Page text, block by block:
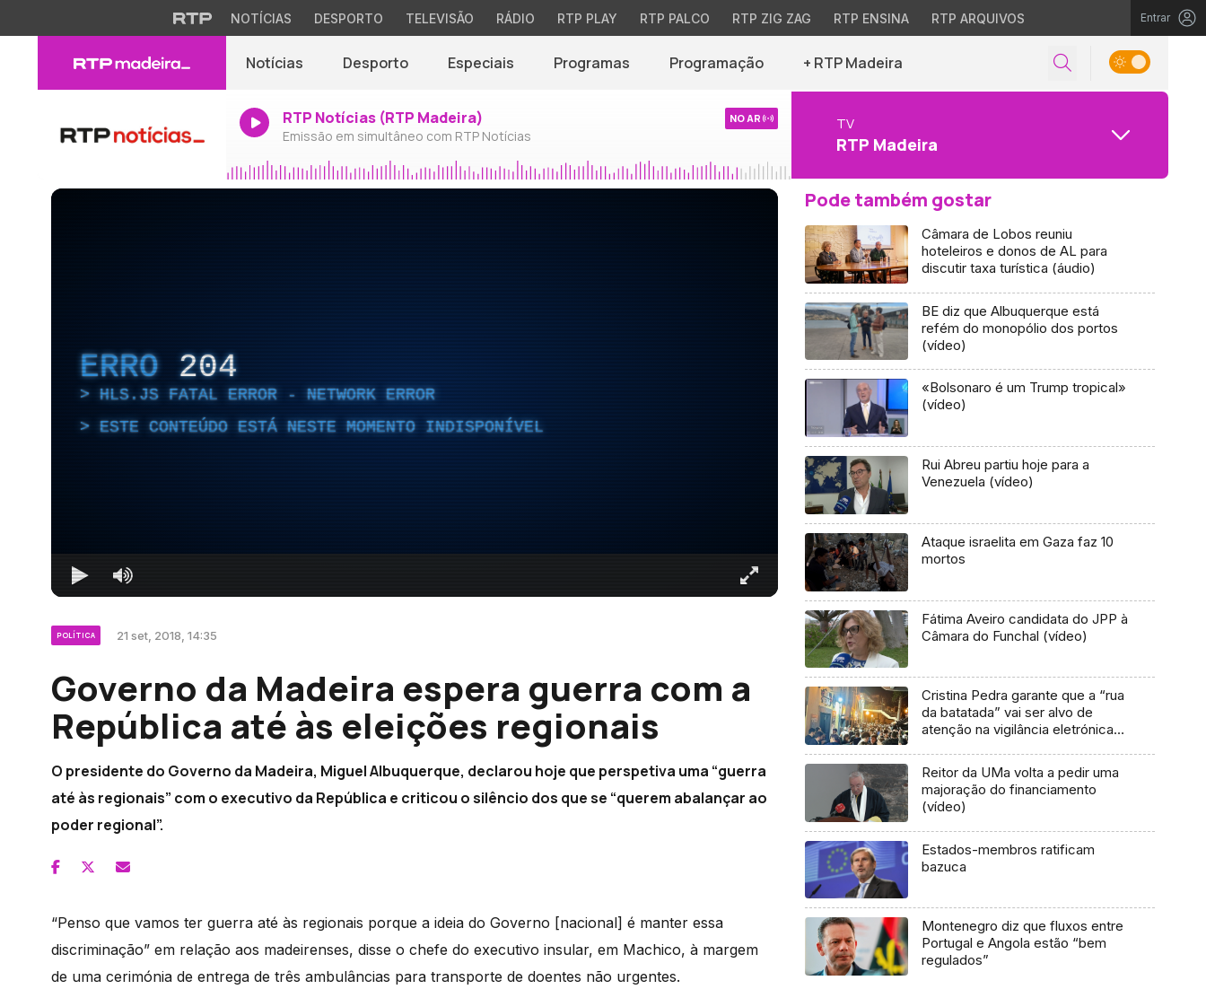
NOTÍCIAS DESPORTO TELEVISÃO RÁDIO RTP PLAY RTP PALCO RTP ZIG ZAG RTP ENSINA RTP ARQUIVOS Entrar
Notícias Desporto Especiais Programas Programação + RTP Madeira
RTP Notícias (RTP Madeira)
Emissão em simultâneo com RTP Notícias
NO AR TV
RTP Madeira
ERRO 204
HLS.JS FATAL ERROR - NETWORK ERROR
ESTE CONTEÚDO ESTÁ NESTE MOMENTO INDISPONÍVEL
POLÍTICA 21 set, 2018, 14:35
Governo da Madeira espera guerra com a
República até às eleições regionais
O presidente do Governo da Madeira, Miguel Albuquerque, declarou hoje que perspetiva uma “guerra
até às regionais” com o executivo da República e criticou o silêncio dos que se “querem abalançar ao
poder regional”.
“Penso que vamos ter guerra até às regionais porque a ideia do Governo [nacional] é manter essa
discriminação” em relação aos madeirenses, disse o chefe do executivo insular, em Machico, à margem
de uma cerimónia de entrega de três ambulâncias para transporte de doentes não urgentes.
Pode também gostar
Câmara de Lobos reuniu
hoteleiros e donos de AL para
discutir taxa turística (áudio)
BE diz que Albuquerque está
refém do monopólio dos portos
(vídeo)
«Bolsonaro é um Trump tropical»
(vídeo)
Rui Abreu partiu hoje para a
Venezuela (vídeo)
Ataque israelita em Gaza faz 10
mortos
Fátima Aveiro candidata do JPP à
Câmara do Funchal (vídeo)
Cristina Pedra garante que a “rua
da batatada” vai ser alvo de
atenção na vigilância eletrónica
Reitor da UMa volta a pedir uma
majoração do financiamento
(vídeo)
Estados-membros ratificam
bazuca
Montenegro diz que fluxos entre
Portugal e Angola estão “bem
regulados”